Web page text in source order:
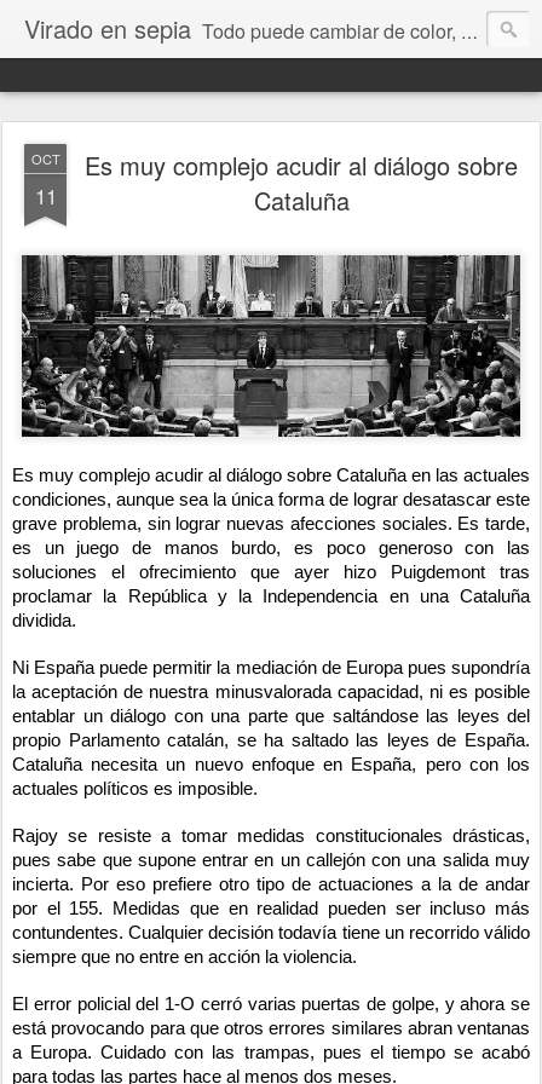
Virado en sepia Todo puede cambiar de color, depende de nosotros y de nuestra capacidad para aprender a mirar. Hablamos de sociedad, economía, empresa, política, RRHH, formación. De Historia reciente, de educación y de temas sociales.
OCT
11
Es muy complejo acudir al diálogo sobre
Cataluña
Es muy complejo acudir al diálogo sobre Cataluña en las actuales
condiciones, aunque sea la única forma de lograr desatascar este
grave problema, sin lograr nuevas afecciones sociales. Es tarde,
es un juego de manos burdo, es poco generoso con las
soluciones el ofrecimiento que ayer hizo Puigdemont tras
proclamar la República y la Independencia en una Cataluña
dividida.
Ni España puede permitir la mediación de Europa pues supondría
la aceptación de nuestra minusvalorada capacidad, ni es posible
entablar un diálogo con una parte que saltándose las leyes del
propio Parlamento catalán, se ha saltado las leyes de España.
Cataluña necesita un nuevo enfoque en España, pero con los
actuales políticos es imposible.
Rajoy se resiste a tomar medidas constitucionales drásticas,
pues sabe que supone entrar en un callejón con una salida muy
incierta. Por eso prefiere otro tipo de actuaciones a la de andar
por el 155. Medidas que en realidad pueden ser incluso más
contundentes. Cualquier decisión todavía tiene un recorrido válido
siempre que no entre en acción la violencia.
El error policial del 1-O cerró varias puertas de golpe, y ahora se
está provocando para que otros errores similares abran ventanas
a Europa. Cuidado con las trampas, pues el tiempo se acabó
para todas las partes hace al menos dos meses.